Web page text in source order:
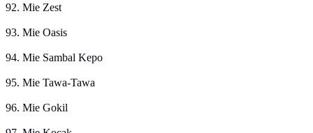
92. Mie Zest
93. Mie Oasis
94. Mie Sambal Kepo
95. Mie Tawa-Tawa
96. Mie Gokil